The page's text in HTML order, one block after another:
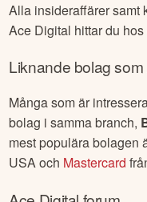
Alla insideraffärer samt
Ace Digital hittar du
Liknande bolag som
Många som är
bolag i samma branch,
mest populära bolagen
USAoch Mastercard